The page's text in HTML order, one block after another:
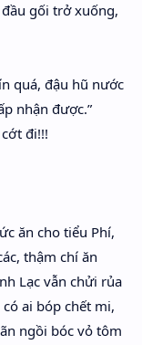
gối trở xuống,
quá, đậu hũ nước
nhận được.”
đi!!!
ăn cho tiểu Phí,
thậm chí ăn
Lạc vẫn chửi rủa
ai bóp chết mi,
ngồi bóc vỏ tôm